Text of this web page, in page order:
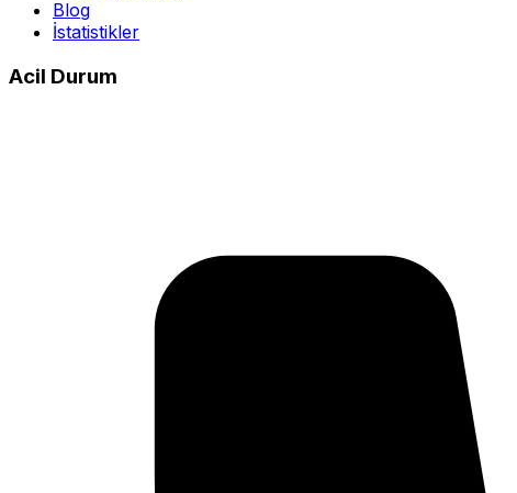
Blog
İstatistikler
Acil Durum